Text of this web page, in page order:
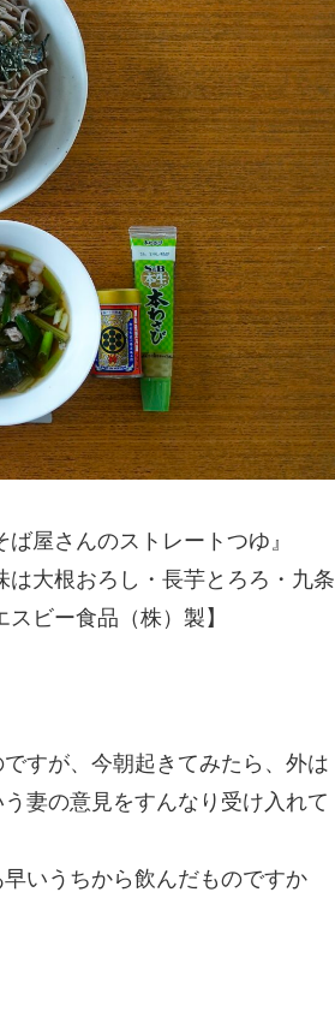
屋さんのストレートつゆ』
は大根おろし・長芋とろろ・九条
ビー食品（株）製】
すが、今朝起きてみたら、外は
妻の意見をすんなり受け入れて
いうちから飲んだものですか